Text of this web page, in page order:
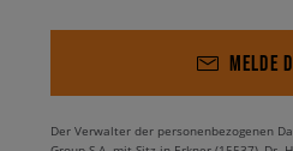
MELDE
Der Verwalter der personenbezogenen